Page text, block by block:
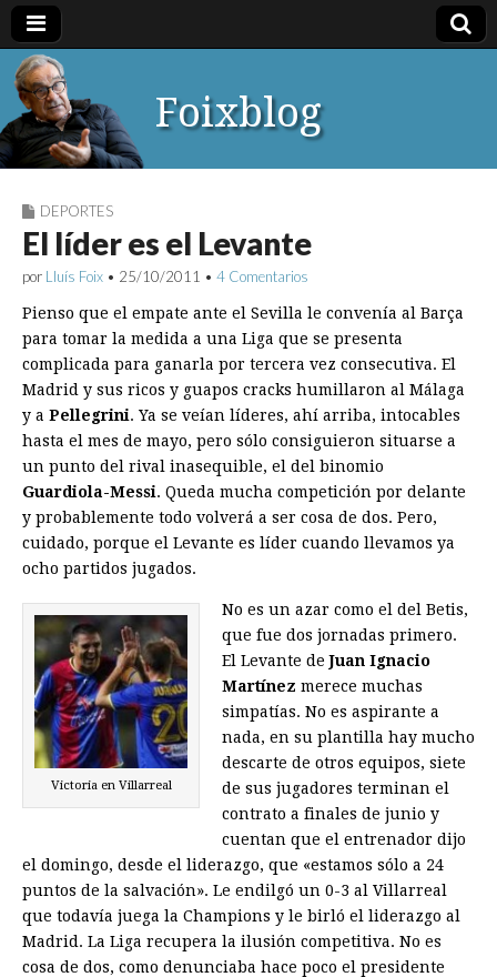
Foixblog
DEPORTES
El líder es el Levante
por Lluís Foix • 25/10/2011 • 4 Comentarios
Pienso que el empate ante el Sevilla le convenía al Barça
para tomar la medida a una Liga que se presenta
complicada para ganarla por tercera vez consecutiva. El
Madrid y sus ricos y guapos cracks humillaron al Málaga
y a Pellegrini. Ya se veían líderes, ahí arriba, intocables
hasta el mes de mayo, pero sólo consiguieron situarse a
un punto del rival inasequible, el del binomio
Guardiola-Messi. Queda mucha competición por delante
y probablemente todo volverá a ser cosa de dos. Pero,
cuidado, porque el Levante es líder cuando llevamos ya
ocho partidos jugados.
Victoria en Villarreal
No es un azar como el del Betis,
que fue dos jornadas primero.
El Levante deJuan Ignacio
Martínez merece muchas
simpatías. No es aspirante a
nada, en su plantilla hay mucho
descarte de otros equipos, siete
de sus jugadores terminan el
contrato a finales de junio y
cuentan que el entrenador dijo
el domingo, desde el liderazgo, que «estamos sólo a 24
puntos de la salvación». Le endilgó un 0-3 al Villarreal
que todavía juega la Champions y le birló el liderazgo al
Madrid. La Liga recupera la ilusión competitiva. No es
cosa de dos, como denunciaba hace poco el presidente